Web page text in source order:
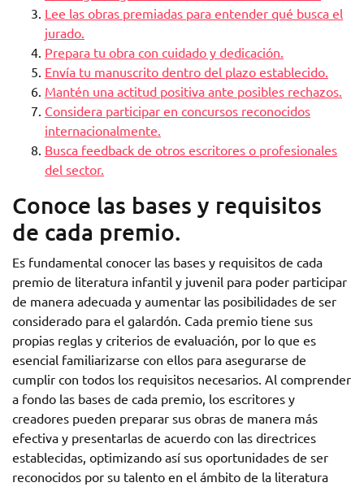
Lee las obras premiadas para entender qué busca el
jurado.
Prepara tu obra con cuidado y dedicación.
Envía tu manuscrito dentro del plazo establecido.
Mantén una actitud positiva ante posibles rechazos.
Considera participar en concursos reconocidos
internacionalmente.
Busca feedback de otros escritores o profesionales
del sector.
Conoce las bases y requisitos
de cada premio.
Es fundamental conocer las bases y requisitos de cada
premio de literatura infantil y juvenil para poder participar
de manera adecuada y aumentar las posibilidades de ser
considerado para el galardón. Cada premio tiene sus
propias reglas y criterios de evaluación, por lo que es
esencial familiarizarse con ellos para asegurarse de
cumplir con todos los requisitos necesarios. Al comprender
a fondo las bases de cada premio, los escritores y
creadores pueden preparar sus obras de manera más
efectiva y presentarlas de acuerdo con las directrices
establecidas, optimizando así sus oportunidades de ser
reconocidos por su talento en el ámbito de la literatura